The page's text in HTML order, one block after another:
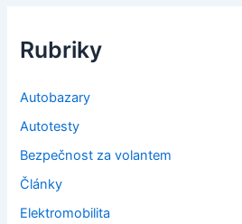
Rubriky
Autobazary
Autotesty
Bezpečnost za volantem
Články
Elektromobilita